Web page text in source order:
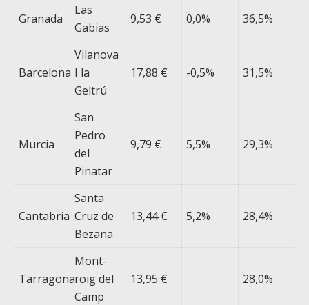
Granada
Las
Gabias
9,53 € 0,0% 36,5%
Barcelona
Vilanova
I la
Geltrú
17,88 € -0,5% 31,5%
Murcia
San
Pedro
del
Pinatar
9,79 € 5,5% 29,3%
Cantabria
Santa
Cruz de
Bezana
13,44 € 5,2% 28,4%
Tarragona
Mont-
roig del
Camp
13,95 € 28,0%